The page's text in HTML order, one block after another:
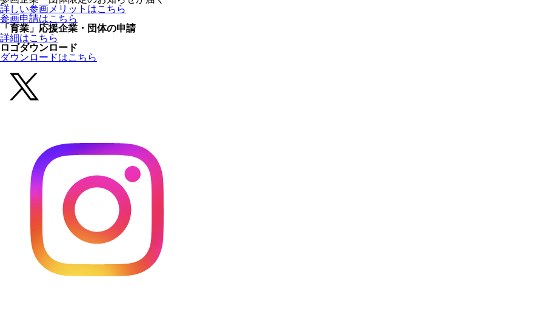
詳しい参画メリットはこちら
参画申請はこちら
「育業」応援企業・団体の申請
詳細はこちら
ロゴダウンロード
ダウンロードはこちら